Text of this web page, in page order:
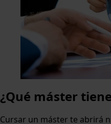
¿Qué máster
Cursar un máster te abrirá